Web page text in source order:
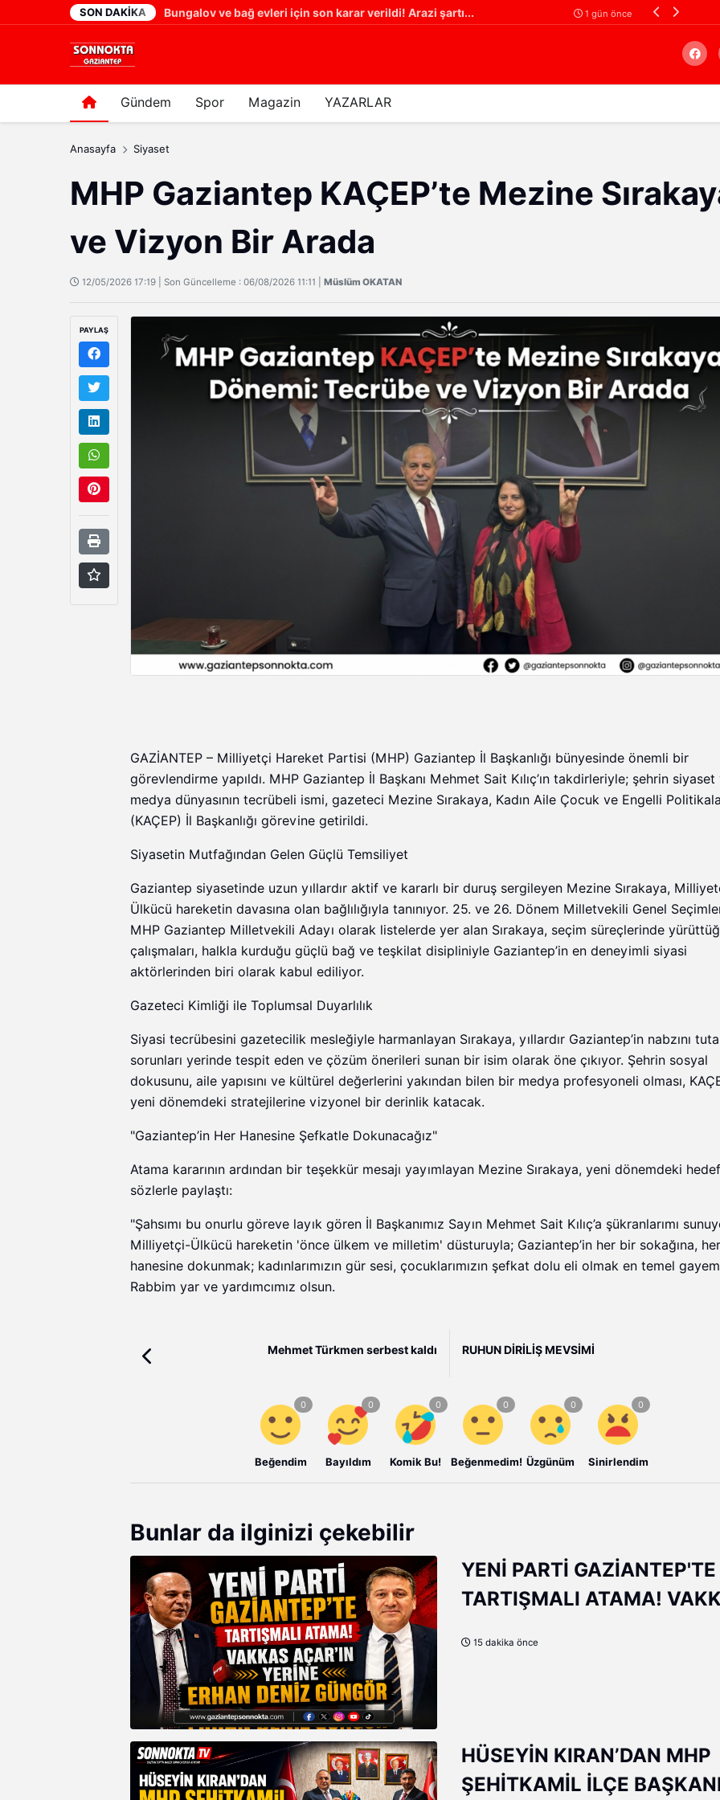
SON DAKIKA
17 saat önce Bungalov ve bağ evleri için son karar verildi! Arazi şartı... 1 gün önce
Gündem Spor Magazin YAZARLAR
Arama
Anasayfa Siyaset
MHP Gaziantep KAÇEP’te Mezine
ve Vizyon Bir Arada
12/05/2026 17:19 | Son Güncelleme : 06/08/2026 11:11 | Müslüm OKATAN
PAYLAŞ
GAZİANTEP – Milliyetçi Hareket Partisi (MHP) Gaziantep İl Başkanlığı bünyesinde önemli bir
görevlendirme yapıldı. MHP Gaziantep İl Başkanı Mehmet Sait Kılıç’ın takdirleriyle; şehrin siyaset
medya dünyasının tecrübeli ismi, gazeteci Mezine Sırakaya, Kadın Aile Çocuk ve Engelli
(KAÇEP) İl Başkanlığı görevine getirildi.
Siyasetin Mutfağından Gelen Güçlü Temsiliyet
Gaziantep siyasetinde uzun yıllardır aktif ve kararlı bir duruş sergileyen Mezine Sırakaya,
Ülkücü hareketin davasına olan bağlılığıyla tanınıyor. 25. ve 26. Dönem Milletvekili Genel
MHP Gaziantep Milletvekili Adayı olarak listelerde yer alan Sırakaya, seçim süreçlerinde
çalışmaları, halkla kurduğu güçlü bağ ve teşkilat disipliniyle Gaziantep’in en deneyimli siyasi
aktörlerinden biri olarak kabul ediliyor.
Gazeteci Kimliği ile Toplumsal Duyarlılık
Siyasi tecrübesini gazetecilik mesleğiyle harmanlayan Sırakaya, yıllardır Gaziantep’in nabzını
sorunları yerinde tespit eden ve çözüm önerileri sunan bir isim olarak öne çıkıyor. Şehrin sosyal
dokusunu, aile yapısını ve kültürel değerlerini yakından bilen bir medya profesyoneli olması,
yeni dönemdeki stratejilerine vizyonel bir derinlik katacak.
"Gaziantep’in Her Hanesine Şefkatle Dokunacağız"
Atama kararının ardından bir teşekkür mesajı yayımlayan Mezine Sırakaya, yeni dönemdeki
sözlerle paylaştı:
"Şahsımı bu onurlu göreve layık gören İl Başkanımız Sayın Mehmet Sait Kılıç’a şükranlarımı
Milliyetçi-Ülkücü hareketin 'önce ülkem ve milletim' düsturuyla; Gaziantep’in her bir sokağına,
hanesine dokunmak; kadınlarımızın gür sesi, çocuklarımızın şefkat dolu eli olmak en temel
Rabbim yar ve yardımcımız olsun.
Mehmet Türkmen serbest kaldı RUHUN DİRİLİŞ MEVSİMİ
Beğendim Bayıldım Komik Bu! Beğenmedim! Üzgünüm Sinirlendim
Bunlar da ilginizi çekebilir
YENİ PARTİ GAZİANTEP'TE
TARTIŞMALI ATAMA!
15 dakika önce
HÜSEYİN KIRAN’DAN MHP
ŞEHİTKAMİL İLÇE